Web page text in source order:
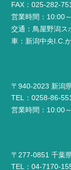
FAX：025-282-
営業時間：10:00
交通：鳥屋野潟ス
車：新潟中央I.C.
〒940-2023 新潟
TEL：0258-86-
営業時間：10:00
〒277-0851 千葉
TEL：04-7170-